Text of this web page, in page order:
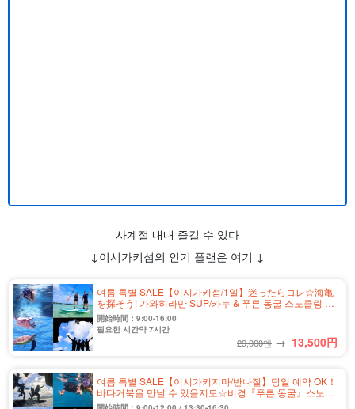
사계절 내내 즐길 수 있다
↓이시가키섬의 인기 플랜은 여기 ↓
여름 특별 SALE【이시가키섬/1일】迷ったらコレ☆海亀
を探そう! 가와히라만 SUP/카누 & 푸른 동굴 스노클링 투
어★＜사진 무료&송영 포함＞(No.349)
開始時間：9:00-16:00
필요한 시간약 7시간
29,000엔 → 13,500円
여름 특별 SALE【이시가키지마/반나절】당일 예약 OK！
바다거북을 만날 수 있을지도☆비경『푸른 동굴』스노클
링&동굴탐험투어★사진 무료&송영 포함(No.304)